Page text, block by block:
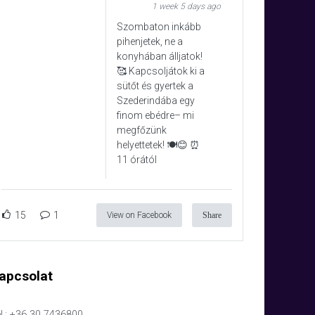
1 week 5 days ago
Szombaton inkább
pihenjetek, ne a
konyhában álljatok!
🥰 Kapcsoljátok ki a
sütőt és gyertek a
Szederindába egy
finom ebédre– mi
megfőzünk
helyettetek! 🍽️😊 ⏰
11 órától
15 1 View on Facebook Share